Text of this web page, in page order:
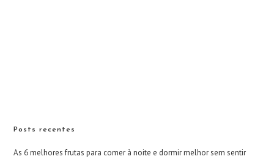
Posts recentes
As 6 melhores frutas para comer à noite e dormir melhor sem sentir